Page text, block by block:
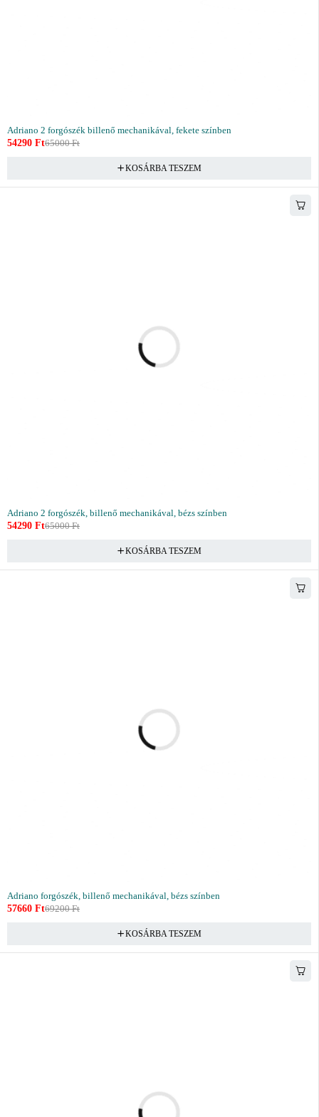
Adriano 2 forgószék billenő mechanikával, fekete színben
65000Ft
54290 Ft
KOSÁRBA TESZEM
Adriano 2 forgószék, billenő mechanikával, bézs színben
65000Ft
54290 Ft
KOSÁRBA TESZEM
Adriano forgószék, billenő mechanikával, bézs színben
69200Ft
57660 Ft
KOSÁRBA TESZEM